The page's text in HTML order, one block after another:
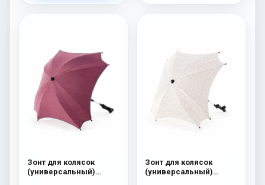
Зонт для колясок
(универсальный)
Зонт для колясок
(универсальный)